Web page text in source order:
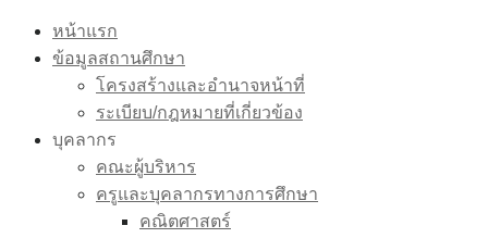
Skip
หน้าแรก
ข้อมูลสถานศึกษา
โครงสร้างและอำนาจหน้าที่
ระเบียบ/กฎหมายที่เกี่ยวข้อง
บุคลากร
คณะผู้บริหาร
ครูและบุคลากรทางการศึกษา
คณิตศาสตร์